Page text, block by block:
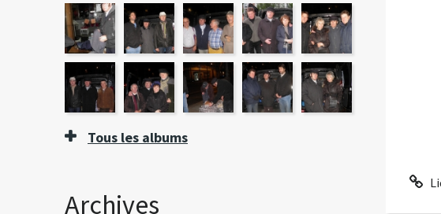
Tous les albums
Archives